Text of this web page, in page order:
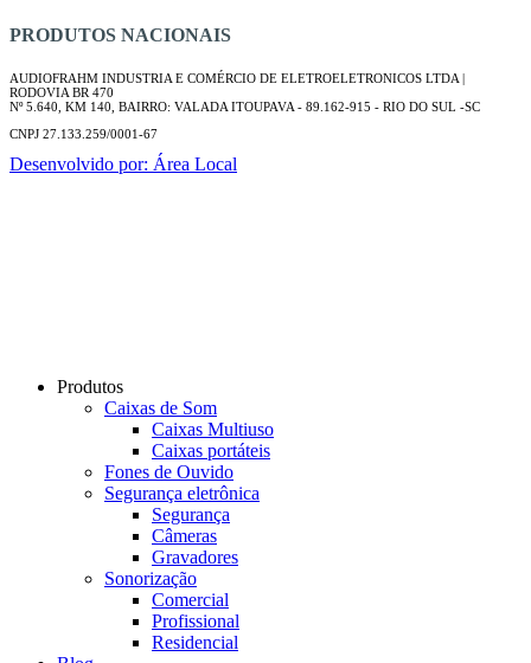
PRODUTOS NACIONAIS
AUDIOFRAHM INDUSTRIA E COMÉRCIO DE ELETROELETRONICOS LTDA |
RODOVIA BR 470
Nº 5.640, KM 140, BAIRRO: VALADA ITOUPAVA - 89.162-915 - RIO DO SUL -SC
CNPJ 27.133.259/0001-67
Desenvolvido por: Área Local
Produtos
Caixas de Som
Caixas Multiuso
Caixas portáteis
Fones de Ouvido
Segurança eletrônica
Segurança
Câmeras
Gravadores
Sonorização
Comercial
Profissional
Residencial